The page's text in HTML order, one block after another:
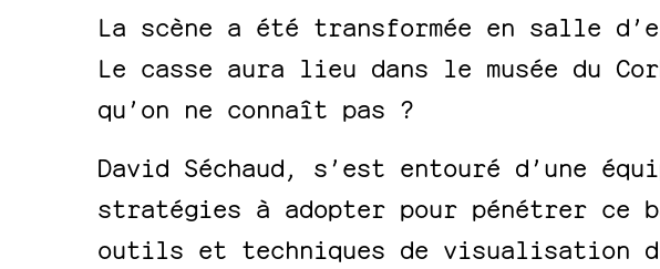
La scène a été transformée en salle
Le casse aura lieu dans le musée du
qu’on ne connaît pas ?
David Séchaud, s’est entouré d’une
stratégies à adopter pour pénétrer
outils et techniques de visualisation